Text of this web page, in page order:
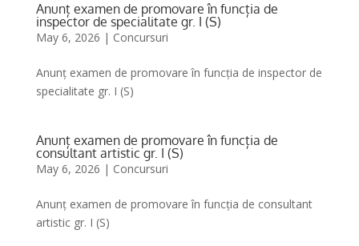
Anunț examen de promovare în funcția de
inspector de specialitate gr. I (S)
May 6, 2026 | Concursuri
Anunț examen de promovare în funcția de inspector de
specialitate gr. I (S)
Anunț examen de promovare în funcția de
consultant artistic gr. I (S)
May 6, 2026 | Concursuri
Anunț examen de promovare în funcția de consultant
artistic gr. I (S)